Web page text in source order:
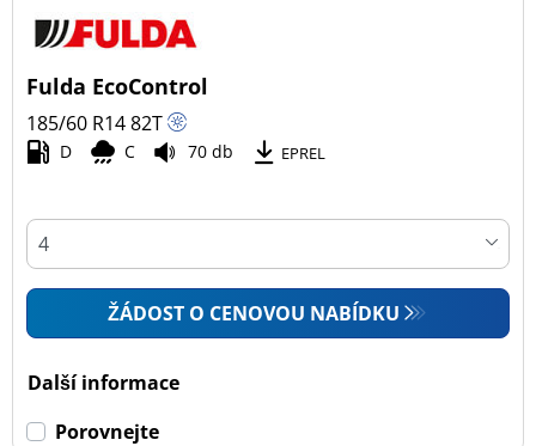
Fulda EcoControl
185/60 R1482T
D C 70 db EPREL
ŽÁDOST O CENOVOU NABÍDKU
Další informace
Porovnejte